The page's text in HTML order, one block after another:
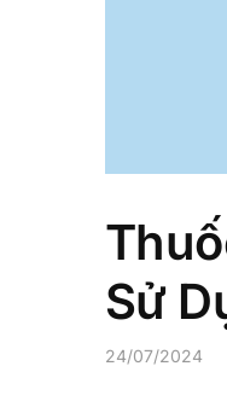
Sử
24/07/2024